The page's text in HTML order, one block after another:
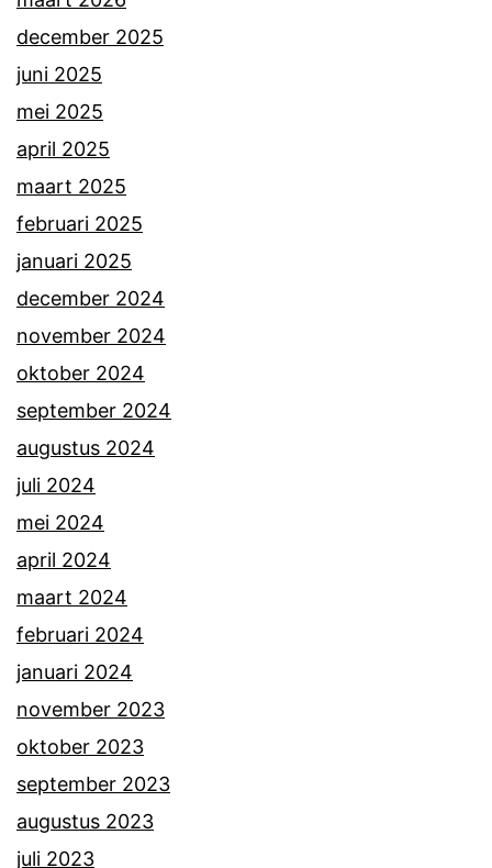
december 2025
juni 2025
mei 2025
april 2025
maart 2025
februari 2025
januari 2025
december 2024
november 2024
oktober 2024
september 2024
augustus 2024
juli 2024
mei 2024
april 2024
maart 2024
februari 2024
januari 2024
november 2023
oktober 2023
september 2023
augustus 2023
juli 2023